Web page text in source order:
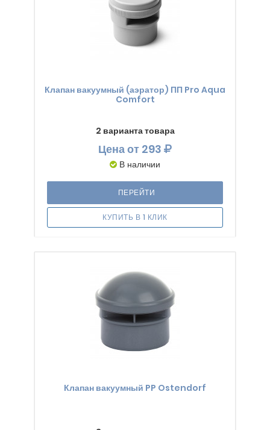
Клапан вакуумный (аэратор) ПП Pro Aqua
Comfort
2 варианта товара
Ценаот 293
В наличии
ПЕРЕЙТИ
КУПИТЬ В 1 КЛИК
Клапан вакуумный PP Ostendorf